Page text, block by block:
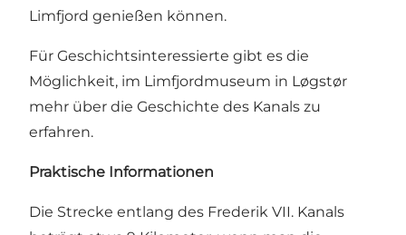
Limfjord genießen können.
Für Geschichtsinteressierte gibt es die
Möglichkeit, im Limfjordmuseum in Løgstør
mehr über die Geschichte des Kanals zu
erfahren.
Praktische Informationen
Die Strecke entlang des Frederik VII. Kanals